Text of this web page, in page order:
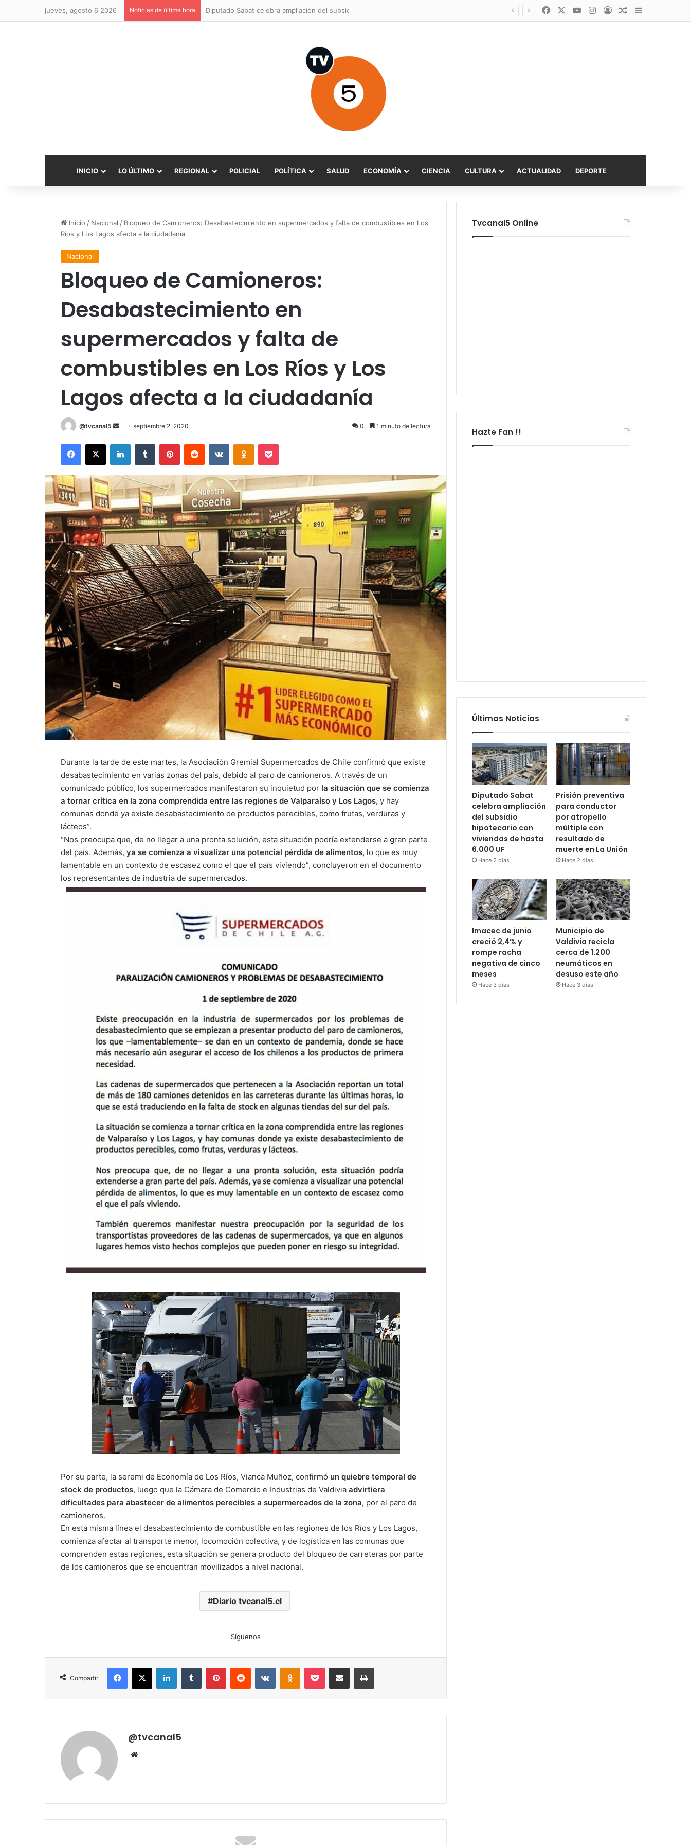
jueves, agosto 6 2026 Noticias de última hora Diputado Sabat celebra ampliación del subsidio hipotecario con viviendas de hasta 6.000 UF FacebookYouTubeInstagram
AccesoPublicación al
Barra lateral
INICIO LO ÚLTIMO REGIONAL POLICIAL POLÍTICA SALUD ECONOMÍA CIENCIA CULTURA ACTUALIDAD DEPORTE
Inicio / Nacional / Bloqueo de Camioneros: Desabastecimiento en supermercados y falta de combustibles en Los
Ríos y Los Lagos afecta a la ciudadanía
Nacional
Bloqueo de Camioneros:
Desabastecimiento en
supermercados y falta de
combustibles en Los Ríos y Los
Lagos afecta a la ciudadanía
@tvcanal5
Send
email
septiembre 2, 2020 0 1 minuto de lectura
Facebook
X LinkedInTumblr PinterestReddit VKontakteOdnoklassniki
Pocket
Durante la tarde de este martes, la Asociación Gremial Supermercados de Chile confirmó que existe
desabastecimiento en varias zonas del país, debido al paro de camioneros. A través de un
comunicado público, los supermercados manifestaron su inquietud por la situación que se comienza
a tornar crítica en la zona comprendida entre las regiones de Valparaíso y Los Lagos, y hay
comunas donde ya existe desabastecimiento de productos perecibles, como frutas, verduras y
lácteos”.
“Nos preocupa que, de no llegar a una pronta solución, esta situación podría extenderse a gran parte
del país. Además, ya se comienza a visualizar una potencial pérdida de alimentos, lo que es muy
lamentable en un contexto de escasez como el que el país viviendo”, concluyeron en el documento
los representantes de industria de supermercados.
Por su parte, la seremi de Economía de Los Ríos, Vianca Muñoz, confirmó un quiebre temporal de
stock de productos, luego que la Cámara de Comercio e Industrias de Valdivia advirtiera
dificultades para abastecer de alimentos perecibles a supermercados de la zona, por el paro de
camioneros.
En esta misma línea el desabastecimiento de combustible en las regiones de los Ríos y Los Lagos,
comienza afectar al transporte menor, locomoción colectiva, y de logística en las comunas que
comprenden estas regiones, esta situación se genera producto del bloqueo de carreteras por parte
de los camioneros que se encuentran movilizados a nivel nacional.
Diario tvcanal5.cl
Síguenos
Compartir
Facebook
X LinkedInTumblr PinterestReddit VKontakteOdnoklassniki
Pocket Compartir por correo electrónicoImprimir
@tvcanal5
Tvcanal5 Online
Hazte Fan !!
Últimas Noticias
Diputado Sabat
celebra ampliación
del subsidio
hipotecario con
viviendas de hasta
6.000 UF
Hace 2 días
Prisión preventiva
para conductor
por atropello
múltiple con
resultado de
muerte en La Unión
Hace 2 días
Imacec de junio
creció 2,4% y
rompe racha
negativa de cinco
meses
Hace 3 días
Municipio de
Valdivia recicla
cerca de 1.200
neumáticos en
desuso este año
Hace 3 días